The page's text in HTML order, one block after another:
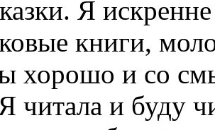
Я
книги,
хорошо и со
читала и буду